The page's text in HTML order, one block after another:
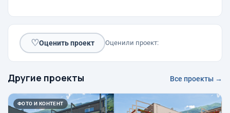
♡Оценить проект Оценили проект:
Другие проекты Все проекты →
ФОТО И КОНТЕНТ